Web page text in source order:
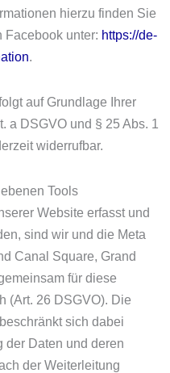
hierzu finden Sie
Facebook unter: https://de-
.
auf Grundlage Ihrer
a DSGVO und § 25 Abs. 1
widerrufbar.
Tools
Website erfasst und
sind wir und die Meta
Canal Square, Grand
für diese
(Art. 26 DSGVO). Die
sich dabei
Daten und deren
der Weiterleitung